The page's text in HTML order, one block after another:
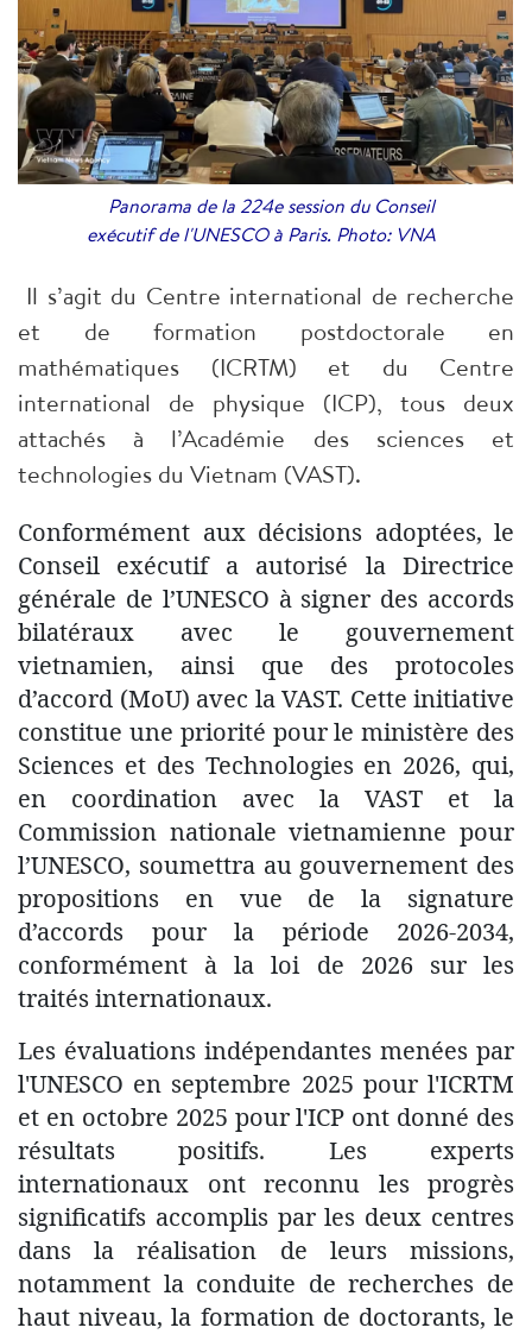
Panorama de la 224e session du Conseil
exécutif de l'UNESCO à Paris. Photo: VNA
Il s’agit du Centre international de recherche
et de formation postdoctorale en
mathématiques (ICRTM) et du Centre
international de physique (ICP), tous deux
attachés à l’Académie des sciences et
technologies du Vietnam (VAST).
Conformément aux décisions adoptées, le
Conseil exécutif a autorisé la Directrice
générale de l’UNESCO à signer des accords
bilatéraux avec le gouvernement
vietnamien, ainsi que des protocoles
d’accord (MoU) avec la VAST. Cette initiative
constitue une priorité pour le ministère des
Sciences et des Technologies en 2026, qui,
en coordination avec la VAST et la
Commission nationale vietnamienne pour
l’UNESCO, soumettra au gouvernement des
propositions en vue de la signature
d’accords pour la période 2026-2034,
conformément à la loi de 2026 sur les
traités internationaux.
Les évaluations indépendantes menées par
l'UNESCO en septembre 2025 pour l'ICRTM
et en octobre 2025 pour l'ICP ont donné des
résultats positifs. Les experts
internationaux ont reconnu les progrès
significatifs accomplis par les deux centres
dans la réalisation de leurs missions,
notamment la conduite de recherches de
haut niveau, la formation de doctorants, le